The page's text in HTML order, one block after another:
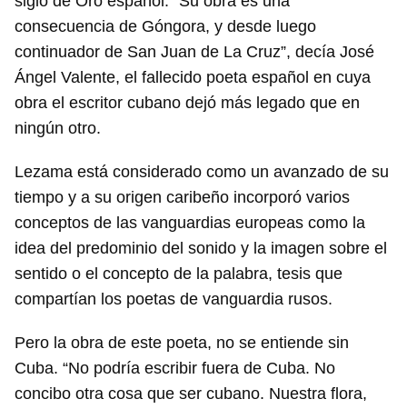
consecuencia de Góngora, y desde luego
continuador de San Juan de La Cruz”, decía José
Ángel Valente, el fallecido poeta español en cuya
obra el escritor cubano dejó más legado que en
ningún otro.
Lezama está considerado como un avanzado de su
tiempo y a su origen caribeño incorporó varios
conceptos de las vanguardias europeas como la
idea del predominio del sonido y la imagen sobre el
sentido o el concepto de la palabra, tesis que
compartían los poetas de vanguardia rusos.
Pero la obra de este poeta, no se entiende sin
Cuba. “No podría escribir fuera de Cuba. No
concibo otra cosa que ser cubano. Nuestra flora,